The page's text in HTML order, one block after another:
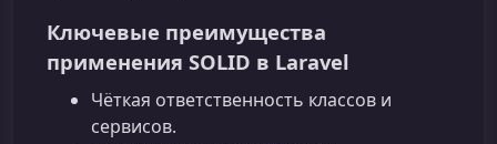
Ключевые преимущества
применения SOLID в Laravel
Чёткая ответственность классов и
сервисов.